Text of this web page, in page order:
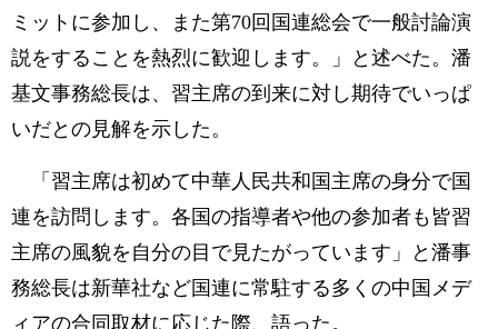
ミットに参加し、また第70回国連総会で一般討論演
説をすることを熱烈に歓迎します。」と述べた。潘
基文事務総長は、習主席の到来に対し期待でいっぱ
いだとの見解を示した。
「習主席は初めて中華人民共和国主席の身分で国
連を訪問します。各国の指導者や他の参加者も皆習
主席の風貌を自分の目で見たがっています」と潘事
務総長は新華社など国連に常駐する多くの中国メデ
ィアの合同取材に応じた際、語った。